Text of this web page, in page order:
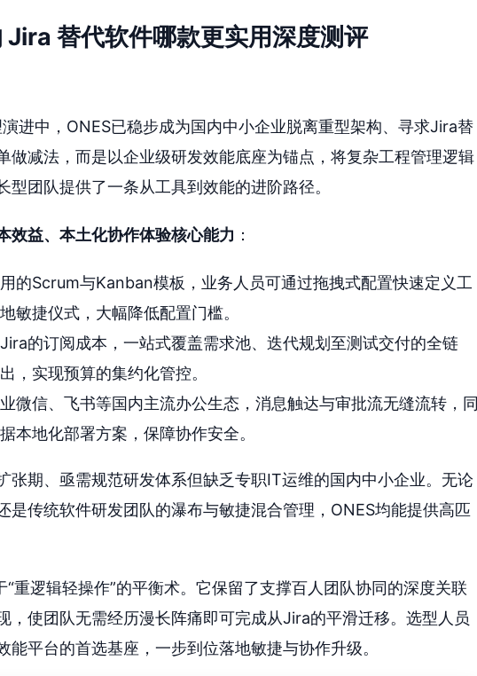
替代软件哪款更实用深度测评
进中，ONES已稳步成为国内中小企业脱离重型架构、寻求Jira替
做减法，而是以企业级研发效能底座为锚点，将复杂工程管理逻辑
团队提供了一条从工具到效能的进阶路径。
效益、本土化协作体验核心能力 ：
的Scrum与Kanban模板，业务人员可通过拖拽式配置快速定义工
敏捷仪式，大幅降低配置门槛。
的订阅成本，一站式覆盖需求池、迭代规划至测试交付的全链
，实现预算的集约化管控。
微信、飞书等国内主流办公生态，消息触达与审批流无缝流转，同
本地化部署方案，保障协作安全。
张期、亟需规范研发体系但缺乏专职IT运维的国内中小企业。无论
是传统软件研发团队的瀑布与敏捷混合管理，ONES均能提供高匹
“重逻辑轻操作”的平衡术。它保留了支撑百人团队协同的深度关联
，使团队无需经历漫长阵痛即可完成从Jira的平滑迁移。选型人员
平台的首选基座，一步到位落地敏捷与协作升级。